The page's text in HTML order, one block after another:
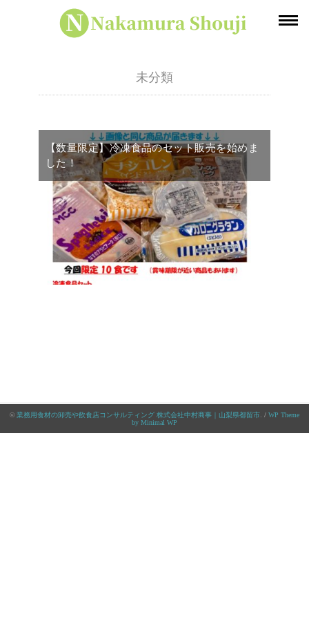
未分類
【数量限定】冷凍食品のセット販売を始めま
した！
© 業務用食材の卸売や飲食店コンサルティング 株式会社中村商事｜山梨県都留市 . / WP Theme
by Minimal WP